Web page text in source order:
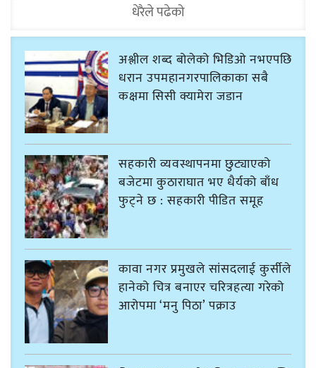
धेरैले पढेको
अश्लील शब्द बोलेको भिडिओ नभएपछि
धरान उपमहानगरपालिकाका सबै
कक्षमा सिसी क्यामेरा जडान
सहकारी व्यवस्थापनमा छुट्याएको
बजेटमा कुठाराघात भए धैर्यको बाँध
फुट्ने छ : सहकारी पीडित समूह
कावा नगर प्रमुखले सांसदलाई कुर्सीले
हानेको चित्र बनाएर चरित्रहत्या गरेको
आरोपमा ‘मनु पिठा’ पक्राउ